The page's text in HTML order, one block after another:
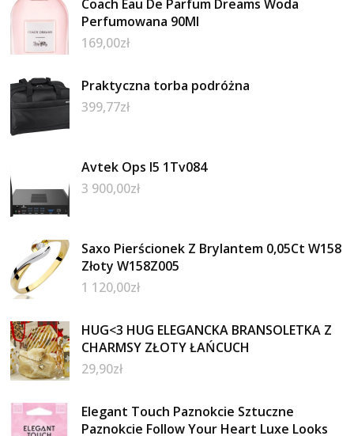
Coach Eau De Parfum Dreams Woda
Perfumowana 90Ml
169,00zł
Praktyczna torba podróżna
399,77zł
Avtek Ops I5 1Tv084
3 900,00zł
Saxo Pierścionek Z Brylantem 0,05Ct W158
Złoty W158Z005
1 120,00zł
HUG<3 HUG ELEGANCKA BRANSOLETKA Z
CHARMSY ZŁOTY ŁAŃCUCH
29,90zł
Elegant Touch Paznokcie Sztuczne
Paznokcie Follow Your Heart Luxe Looks